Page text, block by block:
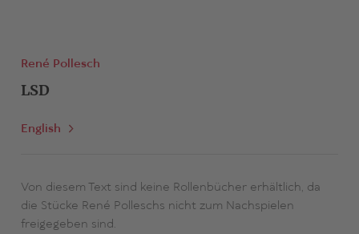
René Pollesch
LSD
English
Von diesem Text sind keine Rollenbücher erhältlich, da
die Stücke René Polleschs nicht zum Nachspielen
freigegeben sind.